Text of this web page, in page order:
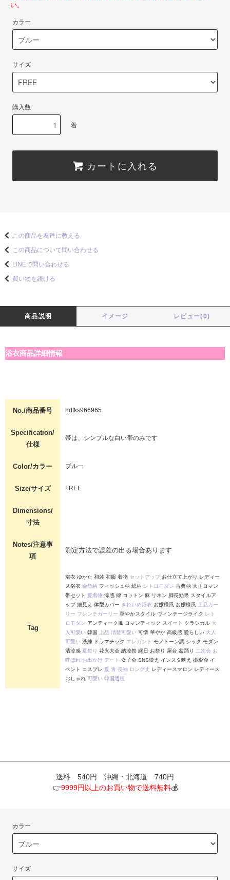
い。
カラー
サイズ
購入数
着
カートに入れる
この商品を友達に教える
この商品について問い合わせる
LINEで問い合わせる
買い物を続ける
商品説明 イメージ レビュー(0)
浴衣商品詳細情報
No./商品番号 hdfks966965
Specification/
仕様
帯は、シンプルな白い帯のみです
Color/カラー ブルー
Size/サイズ FREE
Dimensions/
寸法
Notes/注意事
項
測定方法で誤差の出る場合あります
Tag
浴衣 ゆかた 和装 和服 着物 セットアップ お仕立て上がり レディー
ス浴衣 金魚柄 フィッシュ柄 総柄 レトロモダン 古典柄 大正ロマン
帯セット 夏着物 涼感 綿 コットン 麻 リネン 脚長効果 スタイルア
ップ 細見え 体型カバー きれいめ浴衣 お嬢様風 お嬢様風
上品ガー
リー フレンチガーリー 華やかスタイル ヴィンテージライク レト
ロモダン アンティーク風 ロマンティック スイート クラシカル 大
人可愛い 韓国 上品 清楚可愛い 可憐 華やか 高級感 愛らしい 大人
可愛い 洗練 ドラマチック エレガント モノトーン調 シック モダン
清涼感 夏祭り 花火大会 納涼祭 縁日 お祭り 屋台 盆踊り 二次会 お
呼ばれ お出かけ デート 女子会 SNS映え インスタ映え 撮影会 イ
ベント コスプレ 夏 青 長袖 ロング丈 レディースマロン レディース
おしゃれ 可愛い 韓国通販
送料 540円 沖縄・北海道 740円
👉9999円以上のお買い物で送料無料💰
カラー
サイズ